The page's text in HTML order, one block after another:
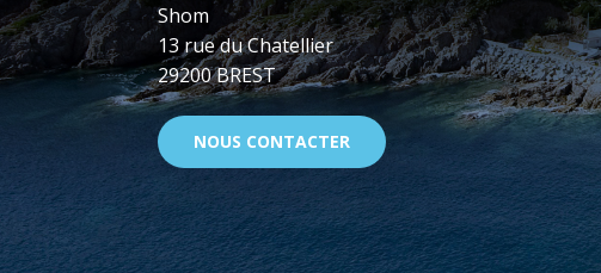
Shom
13 rue du Chatellier
29200 BREST
NOUS CONTACTER